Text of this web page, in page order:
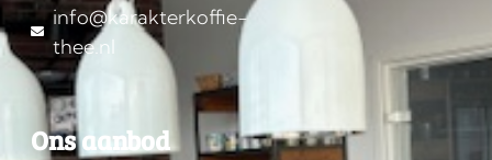
info@karakterkoffie-
thee.nl
Ons aanbod